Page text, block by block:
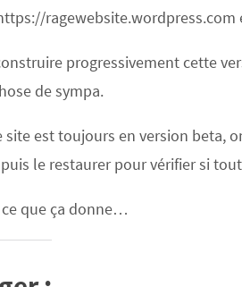
progressivement cette
de sympa.
site est toujours en version beta,
le restaurer pour vérifier si
ce que ça donne…